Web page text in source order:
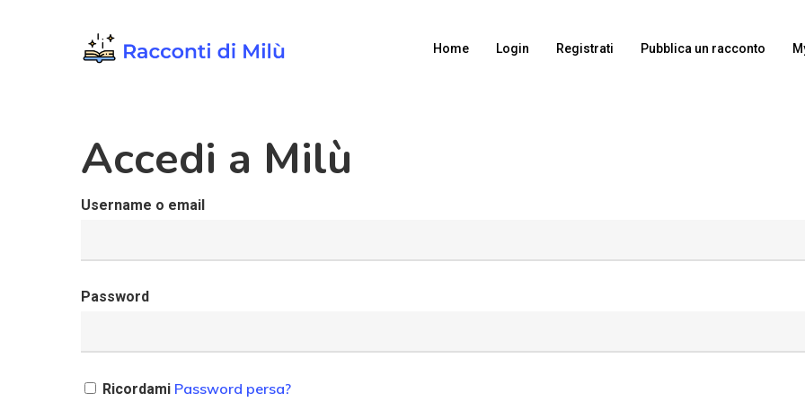
Home Login Registrati Pubblica un racconto
Accedi a Milù
Username o email
Password
Ricordami Password persa?